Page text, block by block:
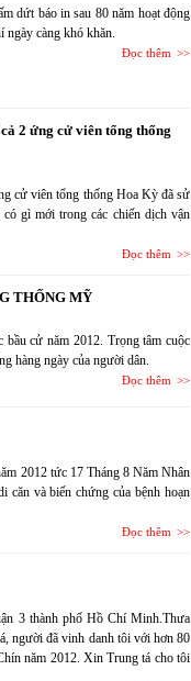
dứt báo in sau 80 năm hoạt động
ngày càng khó khăn.
Đọc thêm
2 ứng cử viên tổng thống
cử viên tổng thống Hoa Kỳ đã sử
gì mới trong các chiến dịch vận
Đọc thêm
THỐNG MỸ
cử năm 2012. Trọng tâm cuộc
hàng ngày của người dân.
Đọc thêm
2012 tức 17 Tháng 8 Năm Nhân
căn và biến chứng của bệnh hoạn
Đọc thêm
3 thành phố Hồ Chí Minh.Thưa
người đã vinh danh tôi với hơn 80
năm 2012. Xin Trung tá cho tôi